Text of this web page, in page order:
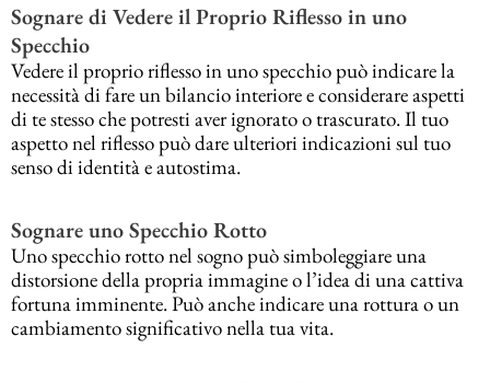
Sognare di Vedere il Proprio Riflesso in uno
Specchio
Vedere il proprio riflesso in uno specchio può indicare la
necessità di fare un bilancio interiore e considerare aspetti
di te stesso che potresti aver ignorato o trascurato. Il tuo
aspetto nel riflesso può dare ulteriori indicazioni sul tuo
senso di identità e autostima.
Sognare uno Specchio Rotto
Uno specchio rotto nel sogno può simboleggiare una
distorsione della propria immagine o l’idea di una cattiva
fortuna imminente. Può anche indicare una rottura o un
cambiamento significativo nella tua vita.